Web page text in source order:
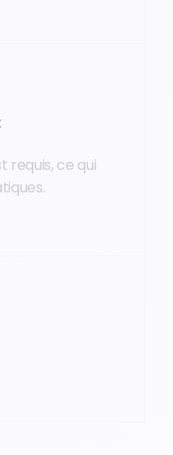
requis, ce qui